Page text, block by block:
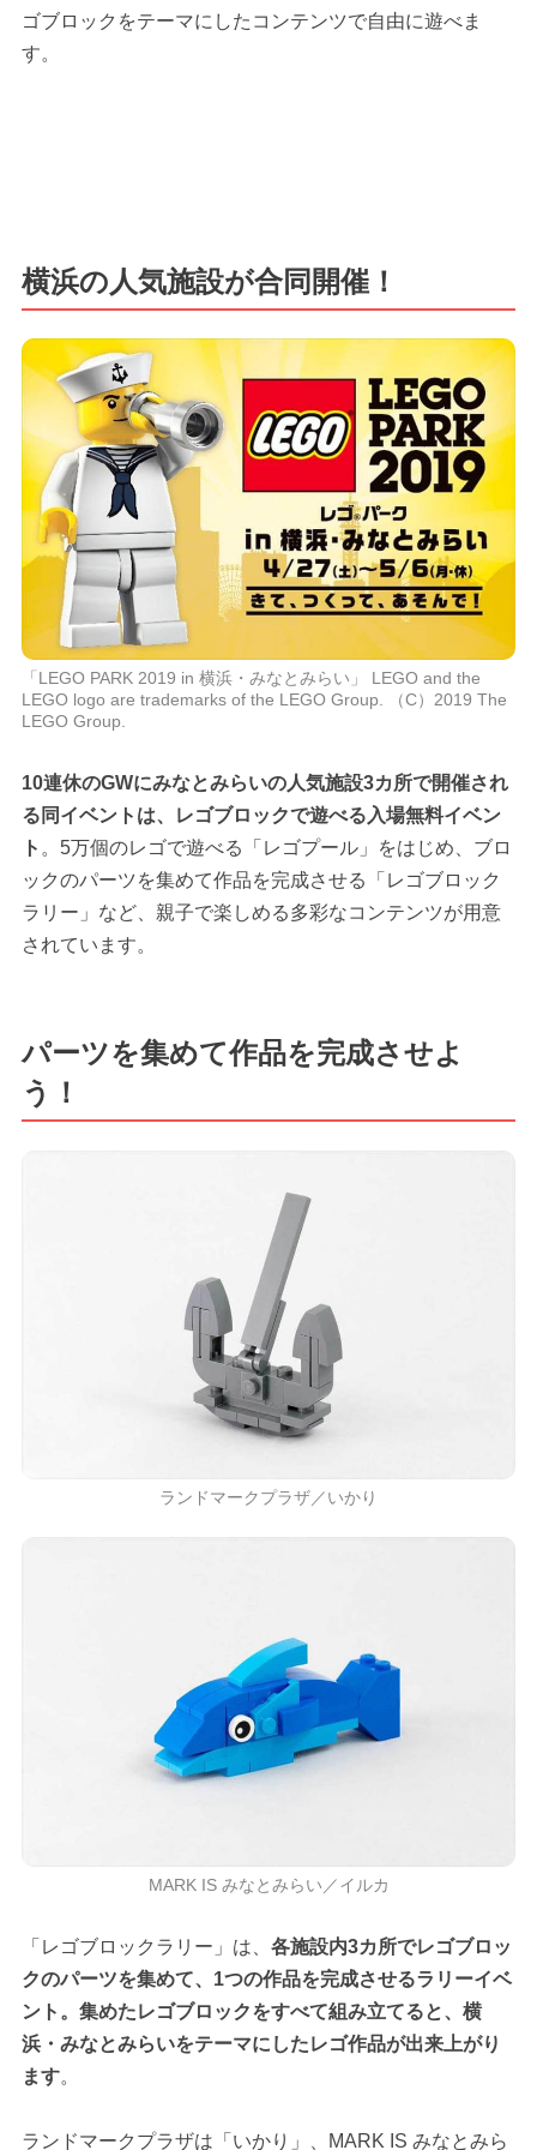
ゴブロックをテーマにしたコンテンツで自由に遊べま
す。
横浜の人気施設が合同開催！
「LEGO PARK 2019 in 横浜・みなとみらい」 LEGO and the
LEGO logo are trademarks of the LEGO Group. （C）2019 The
LEGO Group.
10連休のGWにみなとみらいの人気施設3カ所で開催され
る同イベントは、レゴブロックで遊べる入場無料イベン
ト 。5万個のレゴで遊べる「レゴプール」をはじめ、ブロ
ックのパーツを集めて作品を完成させる「レゴブロック
ラリー」など、親子で楽しめる多彩なコンテンツが用意
されています。
パーツを集めて作品を完成させよ
う！
ランドマークプラザ／いかり
MARK IS みなとみらい／イルカ
「レゴブロックラリー」は、 各施設内3カ所でレゴブロッ
クのパーツを集めて、1つの作品を完成させるラリーイベ
ント。集めたレゴブロックをすべて組み立てると、横
浜・みなとみらいをテーマにしたレゴ作品が出来上がり
ます。
ランドマークプラザは「いかり」、MARK IS みなとみら